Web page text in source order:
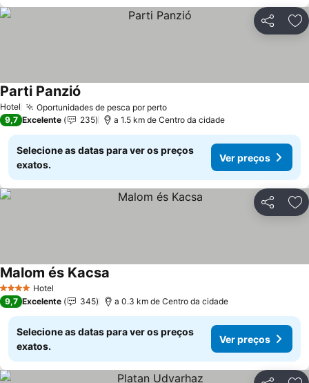
Partilhar
Hotel Oportunidades de pesca por perto
Parti Panzió
9,7 Excelente 235 a 1.5 km de Centro da cidade
Selecione as datas para ver os preços
exatos.
Ver preços
Partilhar
4 EstrelasHotel
Malom és Kacsa
9,7 Excelente 345 a 0.3 km de Centro da cidade
Selecione as datas para ver os preços
exatos.
Ver preços